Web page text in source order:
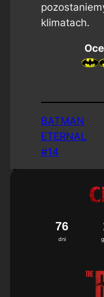
klimatach.
BATMAN
ETERNAL
#14
dni
76